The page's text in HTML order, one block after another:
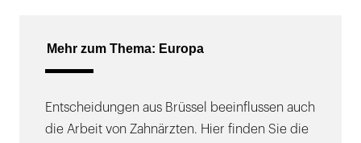
Mehr zum Thema: Europa
Entscheidungen aus Brüssel beeinflussen auch
die Arbeit von Zahnärzten. Hier finden Sie die